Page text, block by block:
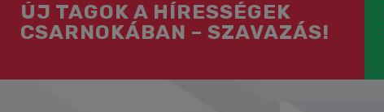
ÚJ TAGOK A HÍRESSÉGEK
CSARNOKÁBAN – SZAVAZÁS!